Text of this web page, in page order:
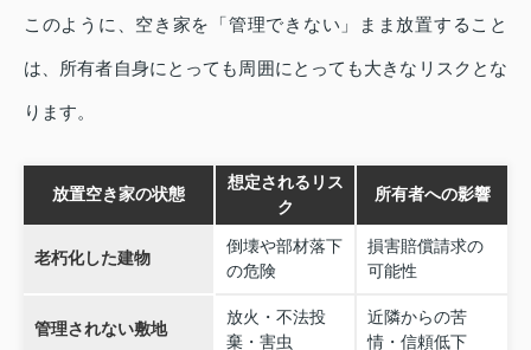
このように、空き家を「管理できない」まま放置すること
は、所有者自身にとっても周囲にとっても大きなリスクとな
ります。
放置空き家の状態
想定されるリス
ク
所有者への影響
老朽化した建物
倒壊や部材落下
の危険
損害賠償請求の
可能性
管理されない敷地
放火・不法投
棄・害虫
近隣からの苦
情・信頼低下